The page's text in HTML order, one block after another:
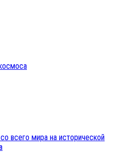
всего мира на исторической